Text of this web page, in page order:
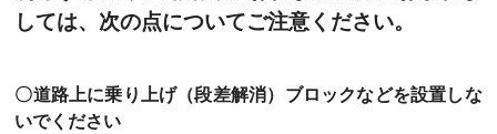
しては、次の点についてご注意ください。
〇道路上に乗り上げ（段差解消）ブロックなどを設置しな
いでください